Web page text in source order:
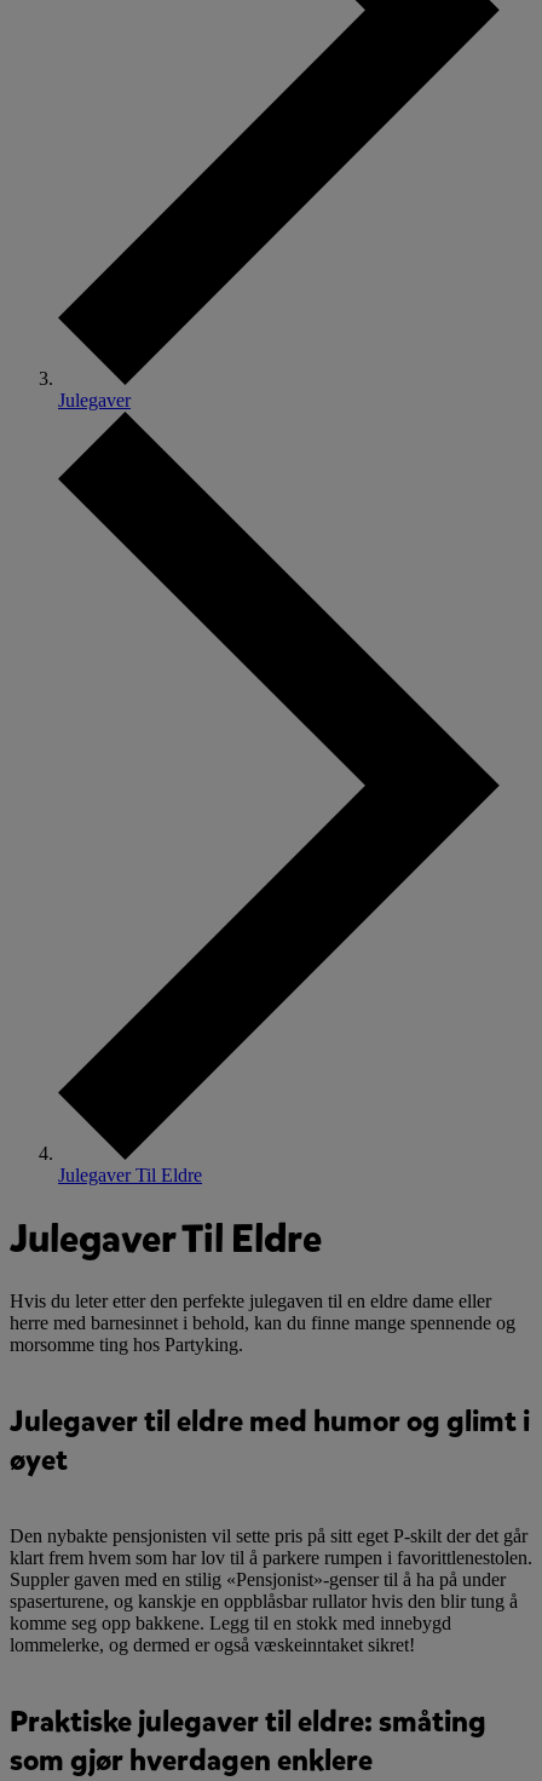
Julegaver
Julegaver Til Eldre
Julegaver Til Eldre
Hvis du leter etter den perfekte julegaven til en eldre dame eller
herre med barnesinnet i behold, kan du finne mange spennende og
morsomme ting hos Partyking.
Julegaver til eldre med humor og glimt i
øyet
Den nybakte pensjonisten vil sette pris på sitt eget P-skilt der det går
klart frem hvem som har lov til å parkere rumpen i favorittlenestolen.
Suppler gaven med en stilig «Pensjonist»-genser til å ha på under
spaserturene, og kanskje en oppblåsbar rullator hvis den blir tung å
komme seg opp bakkene. Legg til en stokk med innebygd
lommelerke, og dermed er også væskeinntaket sikret!
Praktiske julegaver til eldre: småting
som gjør hverdagen enklere